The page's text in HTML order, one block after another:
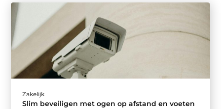
Zakelijk
Slim beveiligen met ogen op afstand en voeten